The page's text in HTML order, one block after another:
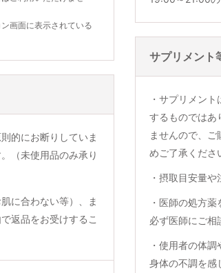
画面に表示されている
的にお断りしていま
（未使用品のみ承り
に合わない等）、ま
返品をお受けするこ
サプリメント
・サプリメン
するものではあ
ませんので、
めご了承くださ
・摂取目安量
・医師の処方
必ず医師にご相
・使用者の体
身体の不調を感